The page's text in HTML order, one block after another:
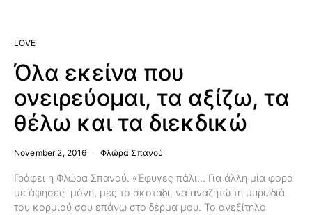
LOVE
Όλα εκείνα που
ονειρεύομαι, τα αξίζω, τα
θέλω και τα διεκδικώ
November 2, 2016 Φλώρα Σπανού
Γράφει η Φλώρα Σπανού. «Έφυγες πάλι… Για άλλη μία φορά
με άφησες μόνη, μες το σκοτάδι, να αναζητώ τη μυρωδιά
του κορμιού σου επάνω στο δέρμα μου. Το ανεξίτηλο